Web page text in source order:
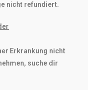
nicht refundiert.
Erkrankung nicht
suche dir